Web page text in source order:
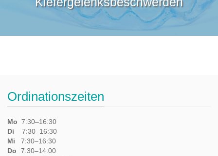
Ordinationszeiten
Mo 7:30–16:30
Di 7:30–16:30
Mi
7:30–16:30
Do
7:30–14:00